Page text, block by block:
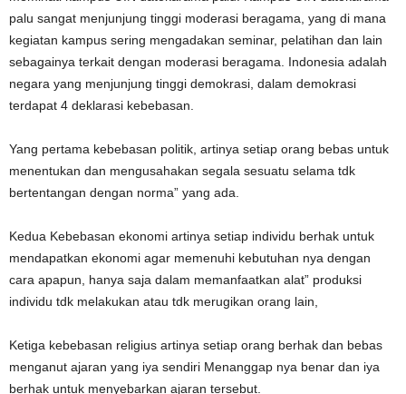
palu sangat menjunjung tinggi moderasi beragama, yang di mana
kegiatan kampus sering mengadakan seminar, pelatihan dan lain
sebagainya terkait dengan moderasi beragama. Indonesia adalah
negara yang menjunjung tinggi demokrasi, dalam demokrasi
terdapat 4 deklarasi kebebasan.
Yang pertama kebebasan politik, artinya setiap orang bebas untuk
menentukan dan mengusahakan segala sesuatu selama tdk
bertentangan dengan norma” yang ada.
Kedua Kebebasan ekonomi artinya setiap individu berhak untuk
mendapatkan ekonomi agar memenuhi kebutuhan nya dengan
cara apapun, hanya saja dalam memanfaatkan alat” produksi
individu tdk melakukan atau tdk merugikan orang lain,
Ketiga kebebasan religius artinya setiap orang berhak dan bebas
menganut ajaran yang iya sendiri Menanggap nya benar dan iya
berhak untuk menyebarkan ajaran tersebut.